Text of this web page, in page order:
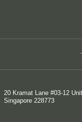
20 Kramat Lane #03-12
Singapore 228773